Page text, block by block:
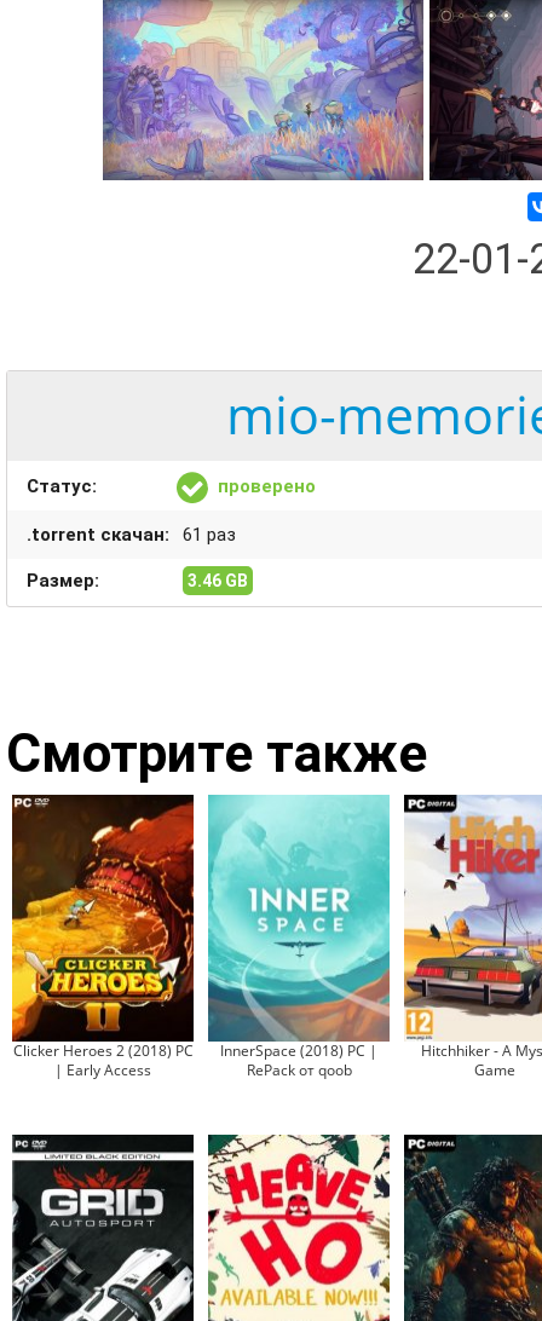
22-
mio-
Статус: проверено
.torrent скачан: 61 раз
Размер: 3.46 GB
Смотрите также
Clicker Heroes 2 (2018) PC
| Early Access
InnerSpace (2018) PC |
RePack от qoob
Hitchhiker - A
Game